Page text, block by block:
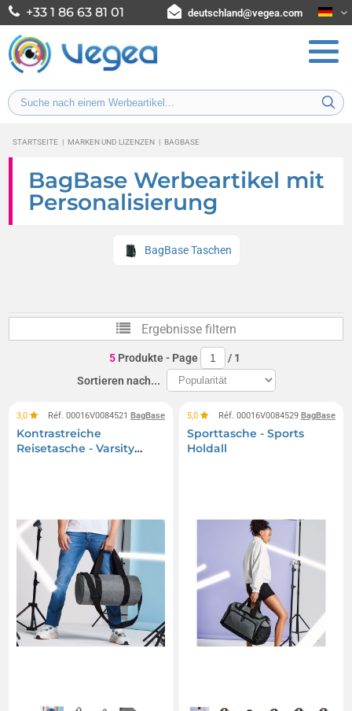
+33 1 86 63 81 01 deutschland@vegea.com
STARTSEITE | MARKEN UND LIZENZEN | BAGBASE
BagBase Werbeartikel mit
Personalisierung
BagBase Taschen
Ergebnisse filtern
5 Produkte - Page / 1
Sortieren nach...
BagBase
3,0 Réf. 00016V0084521
Kontrastreiche
Reisetasche - Varsity
BagBase
5,0 Réf. 00016V0084529
Sporttasche - Sports
Holdall